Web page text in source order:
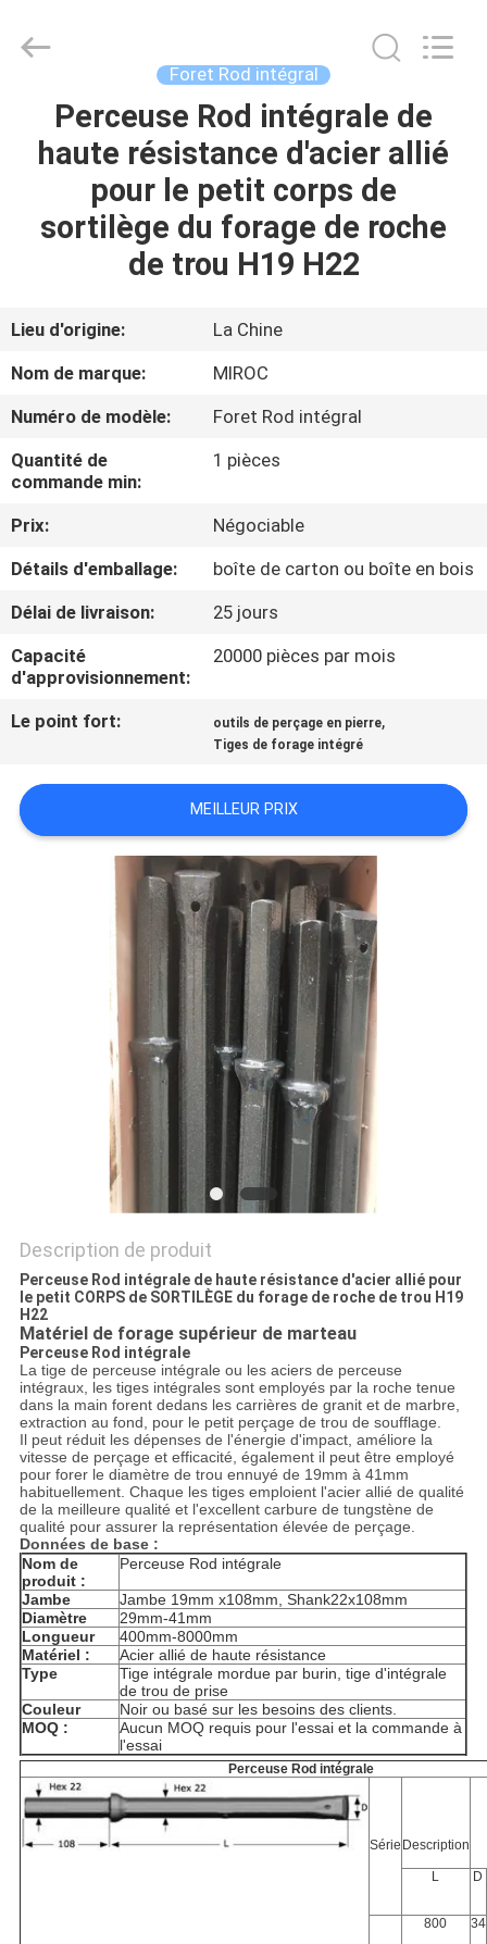
MAISON
PRODUITS
SUJET
DE
NOUS
VISITE
D'USINE
CONTRÔLE
DE
QUALITÉ
CONTACTEZ-
DEMANDEZ
CITATION
PRIVACY
(Beijing)
Foret Rod intégral
Perceuse Rod intégrale de
haute résistance d'acier allié
pour le petit corps de
sortilège du forage de roche
de trou H19 H22
Lieu d'origine:
La Chine
Nom de marque:
MIROC
Numéro de modèle:
Foret Rod intégral
Quantité de
commande min:
1 pièces
Prix:
Négociable
Détails d'emballage:
boîte de carton ou boîte en bois
Délai de livraison:
25 jours
Capacité
d'approvisionnement:
20000 pièces par mois
Le point fort: outils de perçage en pierre,
Tiges de forage intégré
MEILLEUR PRIX
Description de produit
Perceuse Rod intégrale de haute résistance d'acier allié pour
le petit CORPS de SORTILÈGE du forage de roche de trou H19
H22
Matériel de forage supérieur de marteau
Perceuse Rod intégrale
La tige de perceuse intégrale ou les aciers de perceuse
intégraux, les tiges intégrales sont employés par la roche tenue
dans la main forent dedans les carrières de granit et de marbre,
extraction au fond, pour le petit perçage de trou de soufflage.
Il peut réduit les dépenses de l'énergie d'impact, améliore la
vitesse de perçage et efficacité, également il peut être employé
pour forer le diamètre de trou ennuyé de 19mm à 41mm
habituellement. Chaque les tiges emploient l'acier allié de qualité
de la meilleure qualité et l'excellent carbure de tungstène de
qualité pour assurer la représentation élevée de perçage.
Données de base :
Nom de
produit :
Perceuse Rod intégrale
Jambe
Jambe 19mm x108mm, Shank22x108mm
Diamètre
29mm-41mm
Longueur
400mm-8000mm
Matériel :
Acier allié de haute résistance
Type
Tige intégrale mordue par burin, tige d'intégrale
de trou de prise
Couleur
Noir ou basé sur les besoins des clients.
MOQ :
Aucun MOQ requis pour l'essai et la commande à
l'essai
Perceuse Rod intégrale
Série Description
L D
800
34